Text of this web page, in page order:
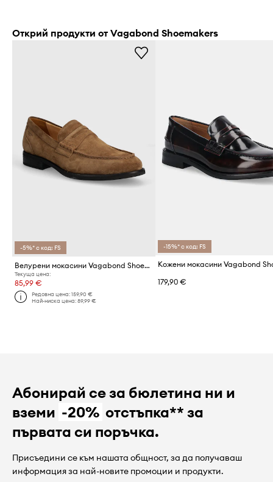
Открий продукти от Vagabond Shoemakers
-5%* с код: FS
Велурени мокасини Vagabond Shoemakers MARIO
Текуща цена:
85,99 €
Редовна цена:159,90 €
Най-ниска цена:89,99 €
-15%* с код: FS
179,90 €
Абонирай се за бюлетина ни и
вземи -20% отстъпка** за
първата си поръчка.
Присъедини се към нашата общност, за да получаваш
информация за най-новите промоции и продукти.